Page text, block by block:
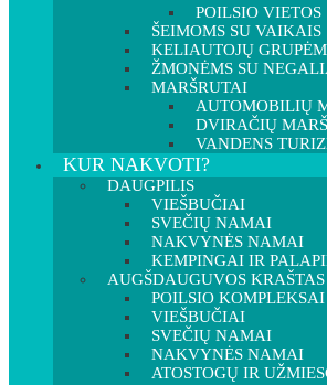
POILSIO VIETOS
ŠEIMOMS SU VAIKAIS
KELIAUTOJŲ
ŽMONĖMS SU
MARŠRUTAI
AUTOMOBILIŲ
DVIRAČIŲ
VANDENS
KUR NAKVOTI?
DAUGPILIS
VIEŠBUČIAI
SVEČIŲ NAMAI
NAKVYNĖS NAMAI
KEMPINGAI IR
AUGŠDAUGUVOS KRAŠTAS
POILSIO KOMPLEKSAI
VIEŠBUČIAI
SVEČIŲ NAMAI
NAKVYNĖS NAMAI
ATOSTOGŲ IR